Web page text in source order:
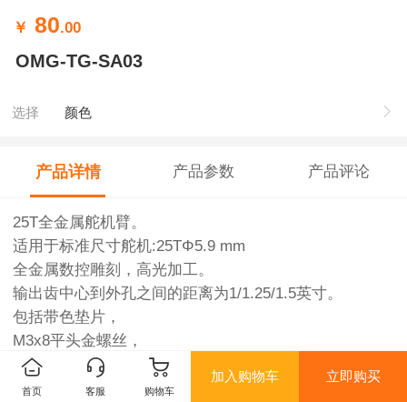
￥ 80.00
OMG-TG-SA03
选择 颜色
产品详情 产品参数 产品评论
25T全金属舵机臂。
适用于标准尺寸舵机:25TΦ5.9 mm
全金属数控雕刻，高光加工。
输出齿中心到外孔之间的距离为1/1.25/1.5英寸。
包括带色垫片，
M3x8平头金螺丝，
M2.5x7金螺丝。
产品净重:5g
首页 客服 购物车
加入购物车 立即购买